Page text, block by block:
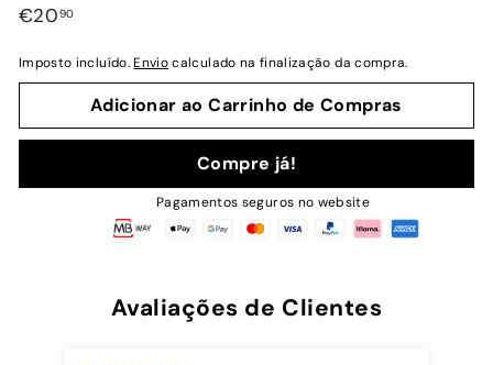
Preço
€2090€20,90
Imposto incluído.Enviocalculado na finalização da compra.
Adicionar ao Carrinho de Compras
Compre já!
Pagamentos seguros no website
Avaliações de Clientes